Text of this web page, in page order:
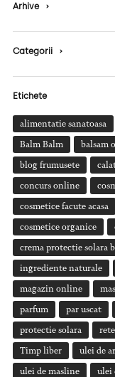
Arhive ›
Categorii ›
Etichete
alimentatie sanatoasa
Balm Balm balsam
blog frumusete
concurs online
cosmetice facute acasa
cosmetice organice
crema protectie solara
ingrediente naturale
magazin online
parfum par uscat
protectie solara
Timp liber ulei de
ulei de masline ulei